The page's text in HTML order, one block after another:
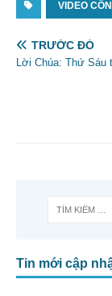
VIDEO
TRƯỚC ĐÓ
Lời Chúa: Thứ Sáu
Tin mới cập